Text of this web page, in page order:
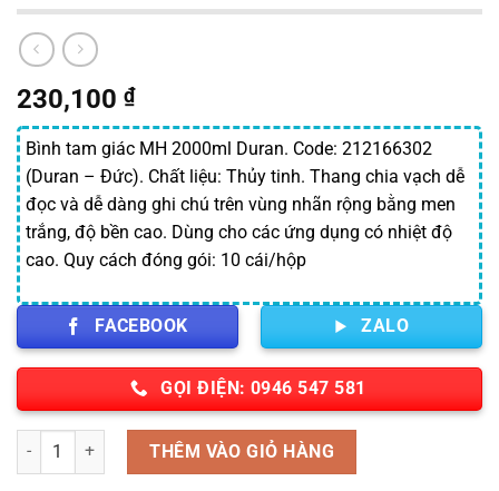
230,100 ₫
Bình tam giác MH 2000ml Duran. Code: 212166302
(Duran – Đức). Chất liệu: Thủy tinh. Thang chia vạch dễ
đọc và dễ dàng ghi chú trên vùng nhãn rộng bằng men
trắng, độ bền cao. Dùng cho các ứng dụng có nhiệt độ
cao. Quy cách đóng gói: 10 cái/hộp
FACEBOOK ZALO
GỌI ĐIỆN: 0946 547 581
Số lượng THÊM VÀO GIỎ HÀNG